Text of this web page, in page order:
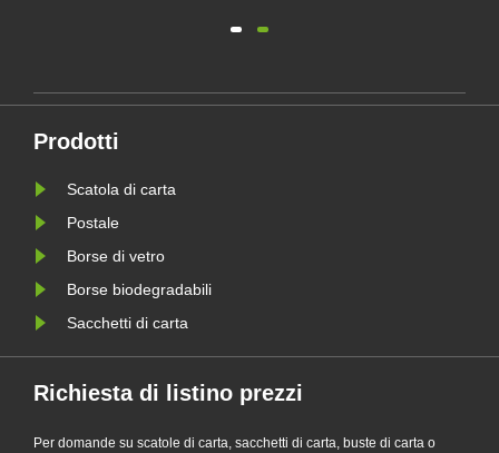
le
carta Glassine personalizzati.
Prodotti
Scatola di carta
Postale
Borse di vetro
Borse biodegradabili
Sacchetti di carta
Richiesta di listino prezzi
Per domande su scatole di carta, sacchetti di carta, buste di carta o